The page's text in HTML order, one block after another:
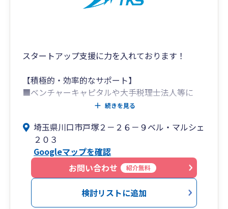
スタートアップ支援に力を入れております！
【積極的・効率的なサポート】
■ベンチャーキャピタルや大手税理士法人等に
て、スタートアップ企業から上場会社まで幅広い
方のサポートを得意としております！
■お客様の状況に応じてクラウド会計等を使用し
ております。また、メール、チャット、LINE、
ZOOM等に対応しており、全国、年中無休で相談
可能です。お時間をとることが難しい方も、是非
ご相談下さい！
続きを見る
埼玉県川口市戸塚２－２６－９ベル・マルシェ
２０３
Googleマップを確認
お問い合わせ
紹介無料
検討リストに追加